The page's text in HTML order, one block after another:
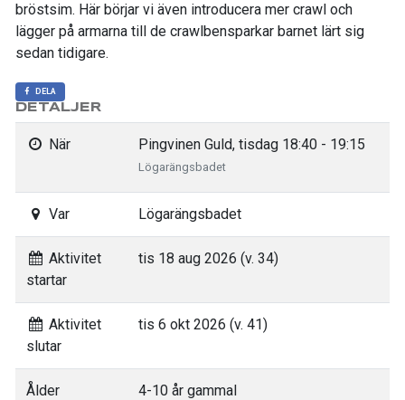
bröstsim. Här börjar vi även introducera mer crawl och
lägger på armarna till de crawlbensparkar barnet lärt sig
sedan tidigare.
DELA
DETALJER
När Pingvinen Guld, tisdag 18:40 - 19:15
Lögarängsbadet
Var Lögarängsbadet
Aktivitet
startar
tis 18 aug 2026 (v. 34)
Aktivitet
slutar
tis 6 okt 2026 (v. 41)
Ålder 4-10 år gammal